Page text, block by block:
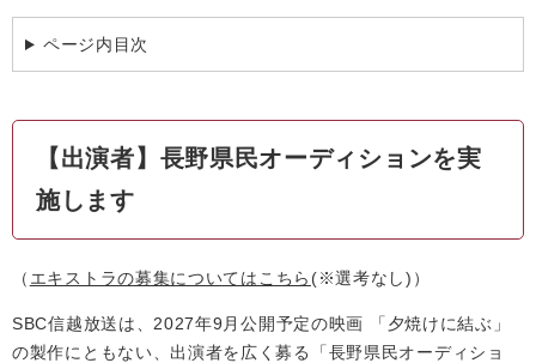
ページ内目次
【出演者】長野県民オーディションを実
施します
（ エキストラの募集についてはこちら (※選考なし)）
SBC信越放送は、2027年9月公開予定の映画 「夕焼けに結ぶ」
の製作にともない、出演者を広く募る「長野県民オーディショ